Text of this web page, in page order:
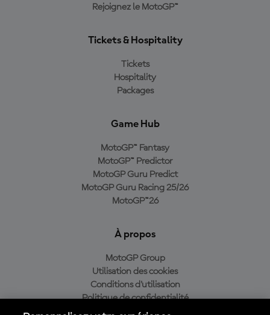
Rejoignez le MotoGP™
Tickets & Hospitality
Tickets
Hospitality
Packages
Game Hub
MotoGP™ Fantasy
MotoGP™ Predictor
MotoGP Guru Predict
MotoGP Guru Racing 25/26
MotoGP™26
À propos
MotoGP Group
Utilisation des cookies
Conditions d'utilisation
Politique de confidentialité
Politique d’achat